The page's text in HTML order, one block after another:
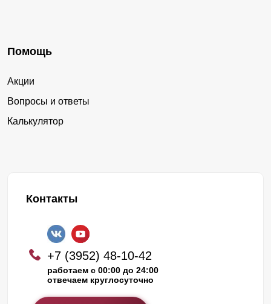
Помощь
Акции
Вопросы и ответы
Калькулятор
Контакты
+7 (3952) 48-10-42
работаем с 00:00 до 24:00
отвечаем круглосуточно